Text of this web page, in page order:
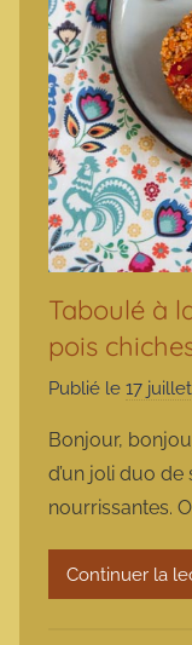
Taboulé à
pois
Publié le 17
Bonjour,
d’un joli duo
nourrissantes.
Continuer la